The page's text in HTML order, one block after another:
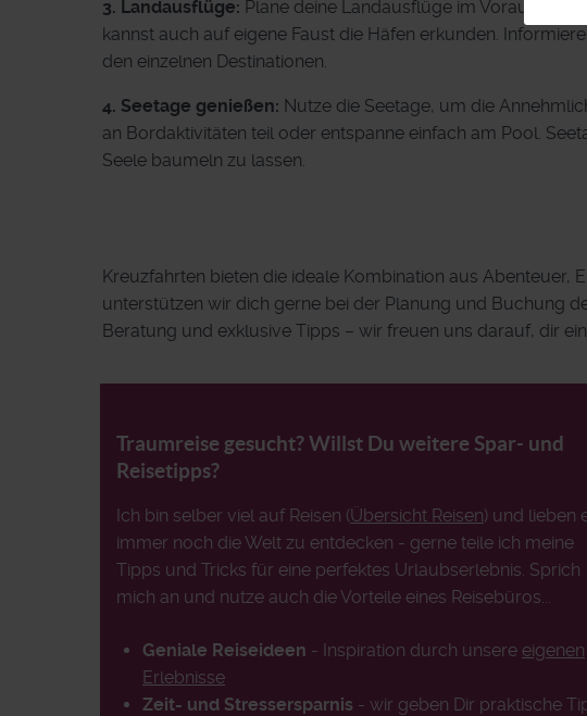
3. Landausflüge: Plane deine Landausflüge im Voraus.
kannst auch auf eigene Faust die Häfen erkunden.
den einzelnen Destinationen.
4. Seetage genießen: Nutze die Seetage, um die
an Bordaktivitäten teil oder entspanne einfach am Pool.
Seele baumeln zu lassen.
Kreuzfahrten bieten die ideale Kombination aus Abenteuer,
unterstützen wir dich gerne bei der Planung und Buchung
Beratung und exklusive Tipps – wir freuen uns darauf, dir
Traumreise gesucht? Willst Du weitere Spar- und
Reisetipps?
Ich bin selber viel auf Reisen (Übersicht Reisen) und lieben
immer noch die Welt zu entdecken - gerne teile ich meine
Tipps und Tricks für eine perfektes Urlaubserlebnis. Sprich
mich an und nutze auch die Vorteile eines Reisebüros...
Geniale Reiseideen - Inspiration durch unsere eigenen
Erlebnisse
Zeit- und Stressersparnis - wir geben Dir praktische